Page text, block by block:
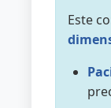
Este